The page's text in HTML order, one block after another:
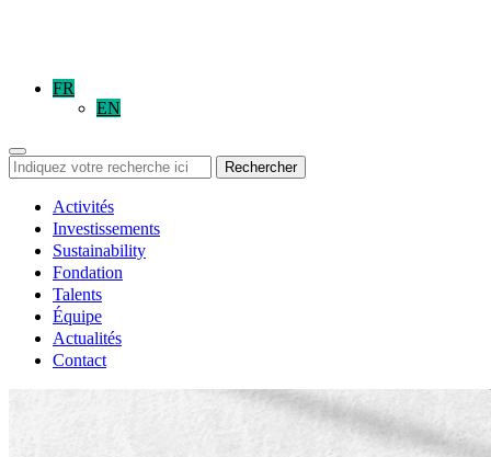
FR
EN
Rechercher
Activités
Investissements
Sustainability
Fondation
Talents
Équipe
Actualités
Contact